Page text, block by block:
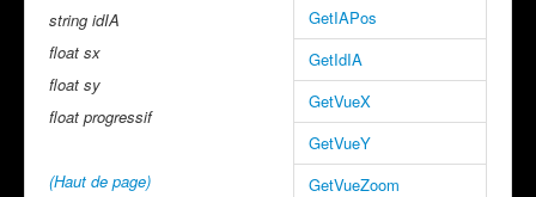
GetIAPos
GetIdIA
GetVueX
GetVueY
GetVueZoom
string idIA
float sx
float sy
float progressif
(Haut de page)